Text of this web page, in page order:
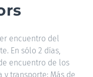
encuentro del
En sólo 2 días,
encuentro de los
transporte: Más de